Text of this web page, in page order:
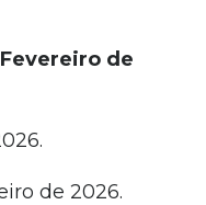
de
de 2026.